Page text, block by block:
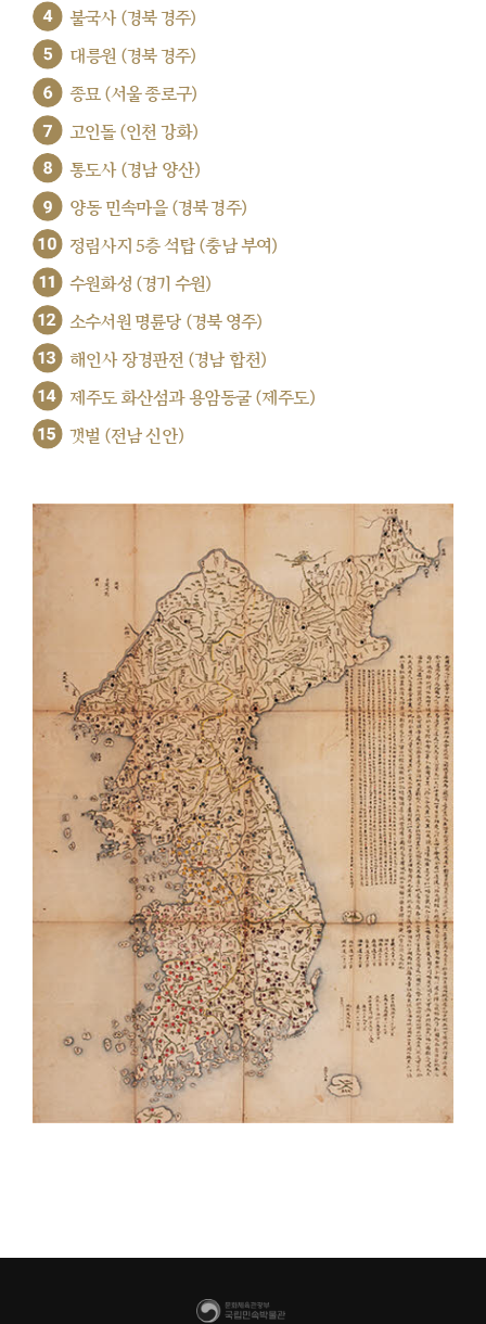
4 불국사 (경북 경주)
5 대릉원 (경북 경주)
6 종묘 (서울 종로구)
7 고인돌 (인천 강화)
8 통도사 (경남 양산)
9 양동 민속마을 (경북 경주)
10 정림사지 5층 석탑 (충남 부여)
11 수원화성 (경기 수원)
12 소수서원 명륜당 (경북 영주)
13 해인사 장경판전 (경남 합천)
14 제주도 화산섬과 용암동굴 (제주도)
15 갯벌 (전남 신안)